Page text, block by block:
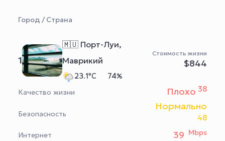
Город / Страна
1
🇲🇺 Порт-Луи,
Маврикий
23.1°C 74%
Стоимость жизни
$844
Качество жизни Плохо 38
Безопасность
Нормально
48
Интернет 39 Mbps